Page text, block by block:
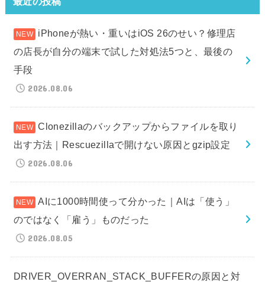
iPhoneが熱い・重いはiOS 26のせい？修理店
の店長が自分の端末で試した対処法5つと、最後の
手段
2026.08.06
Clonezillaのバックアップからファイルを取り
出す方法｜Rescuezillaで開けない原因とgzip設定
2026.08.06
AIに1000時間使って分かった｜AIは「使う」
のではなく「雇う」ものだった
2026.08.05
DRIVER_OVERRAN_STACK_BUFFERの原因と対